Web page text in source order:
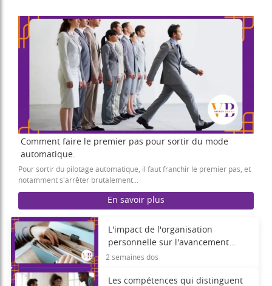
Comment faire le premier pas pour sortir du mode
automatique.
Pour sortir du pilotage automatique, il faut franchir le premier pas, et
notamment s'arrêter brutalement...
En savoir plus
L'impact de l'organisation
personnelle sur l'avancement
professionnel.
2 semaines dos
Les compétences qui distinguent